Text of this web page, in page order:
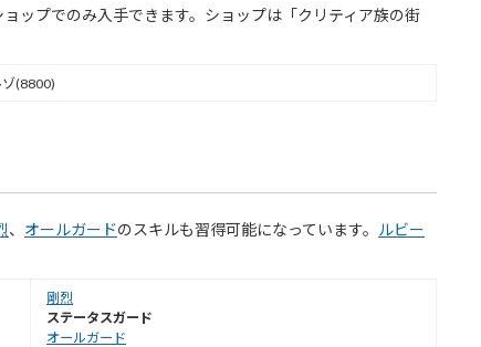
ョップでのみ入手できます。ショップは「クリティア族の街
(8800)
、 オールガードのスキルも習得可能になっています。
ルビー
剛烈
ステータスガード
オールガード